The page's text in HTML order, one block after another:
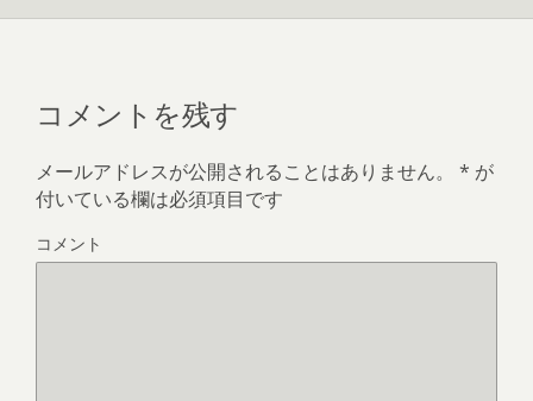
コメントを残す
メールアドレスが公開されることはありません。 * が
付いている欄は必須項目です
コメント